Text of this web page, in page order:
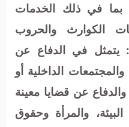
بما في ذلك الخدمات
الكوارث والحروب
يتمثل في الدفاع عن
الداخلية أو
عن قضايا معينة
والمرأة وحقوق